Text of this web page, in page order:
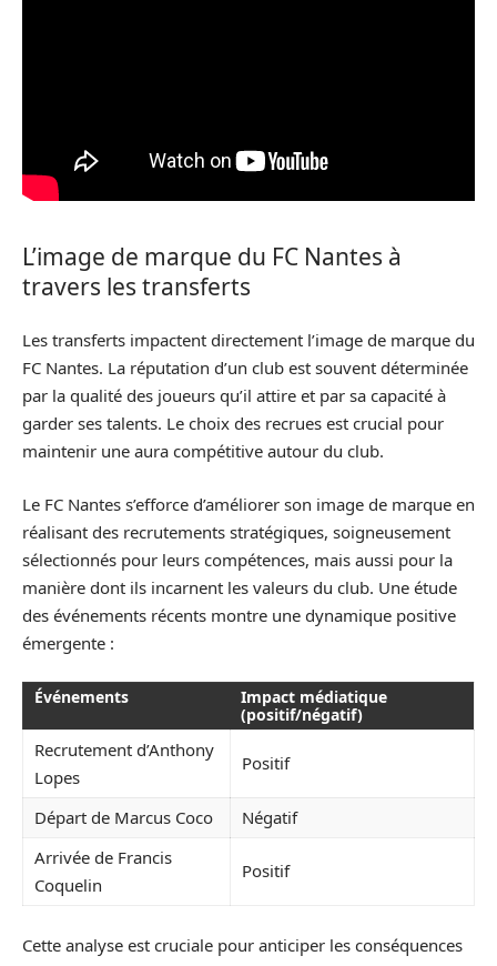
L’image de marque du FC Nantes à
travers les transferts
Les transferts impactent directement l’image de marque du
FC Nantes. La réputation d’un club est souvent déterminée
par la qualité des joueurs qu’il attire et par sa capacité à
garder ses talents. Le choix des recrues est crucial pour
maintenir une aura compétitive autour du club.
Le FC Nantes s’efforce d’améliorer son image de marque en
réalisant des recrutements stratégiques, soigneusement
sélectionnés pour leurs compétences, mais aussi pour la
manière dont ils incarnent les valeurs du club. Une étude
des événements récents montre une dynamique positive
émergente :
Événements
Impact médiatique
(positif/négatif)
Recrutement d’Anthony
Lopes
Positif
Départ de Marcus Coco
Négatif
Arrivée de Francis
Coquelin
Positif
Cette analyse est cruciale pour anticiper les conséquences